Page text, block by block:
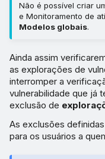
Não é possível criar
e Monitoramento de
Modelos globais.
Ainda assim
as explorações de
interromper a
vulnerabilidade que já
exclusão de
As exclusões
para os usuários a